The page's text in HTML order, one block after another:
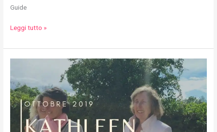
Guide
Leggi tutto »
incontri
con
Kathleen
2019